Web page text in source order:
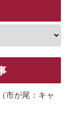
市が尾：キャ